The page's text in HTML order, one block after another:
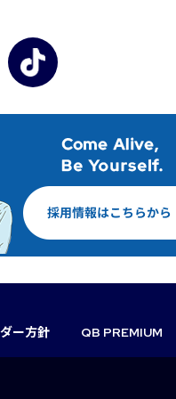
ー方針 QB PREMIUM